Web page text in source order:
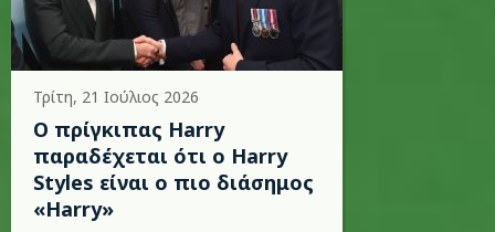
Τρίτη, 21 Ιούλιος 2026
Ο πρίγκιπας Harry
παραδέχεται ότι ο Harry
Styles είναι ο πιο διάσημος
«Harry»